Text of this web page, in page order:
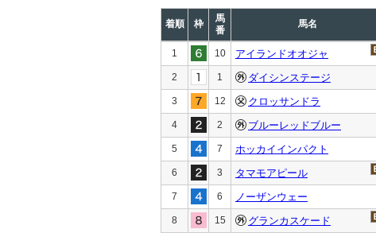
着順 枠
馬
番
馬名
1 10 アイランドオオジャ
2 1 ダイシンステージ
3 12 クロッサンドラ
4 2 ブルーレッドブルー
5 7 ホッカイインパクト
6 3 タマモアピール
7 6 ノーザンウェー
8 15 グランカスケード